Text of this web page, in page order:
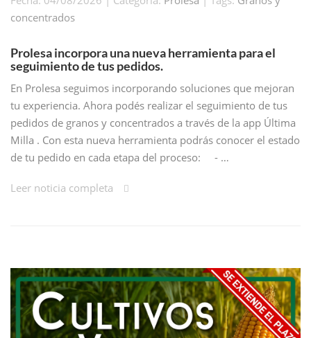
concentrados
Prolesa incorpora una nueva herramienta para el
seguimiento de tus pedidos.
En Prolesa seguimos incorporando soluciones que mejoran
tu experiencia. Ahora podés realizar el seguimiento de tus
pedidos de granos y concentrados a través de la app Última
Milla . Con esta nueva herramienta podrás conocer el estado
de tu pedido en cada etapa del proceso: - …
Leer noticia completa